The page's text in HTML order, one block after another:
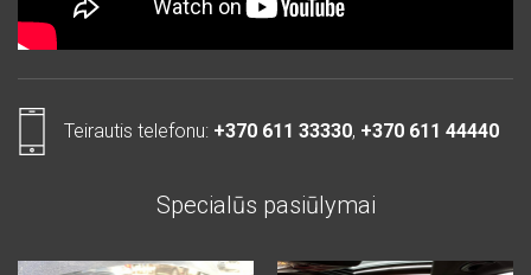
Teirautis telefonu: +370 611 33330, +370 611 44440
Specialūs pasiūlymai